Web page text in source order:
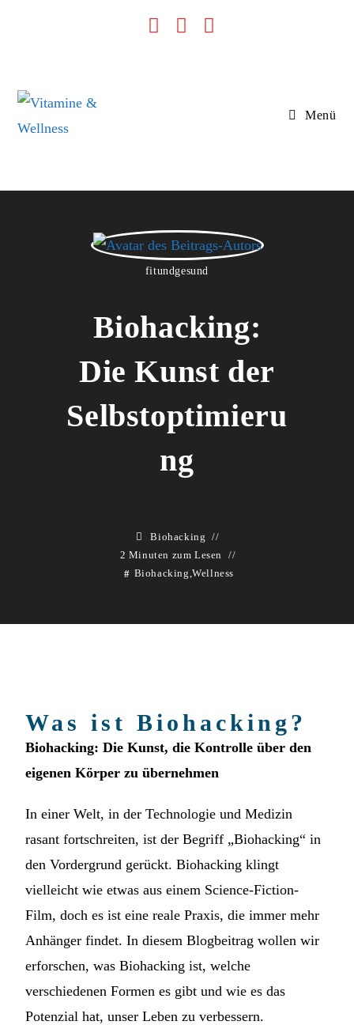
Menü
fitundgesund
Biohacking:
Die Kunst der
Selbstoptimieru
ng
Biohacking
2 Minuten zum Lesen
Biohacking,Wellness
Was ist Biohacking?
Biohacking: Die Kunst, die Kontrolle über den
eigenen Körper zu übernehmen
In einer Welt, in der Technologie und Medizin
rasant fortschreiten, ist der Begriff „Biohacking“ in
den Vordergrund gerückt. Biohacking klingt
vielleicht wie etwas aus einem Science-Fiction-
Film, doch es ist eine reale Praxis, die immer mehr
Anhänger findet. In diesem Blogbeitrag wollen wir
erforschen, was Biohacking ist, welche
verschiedenen Formen es gibt und wie es das
Potenzial hat, unser Leben zu verbessern.